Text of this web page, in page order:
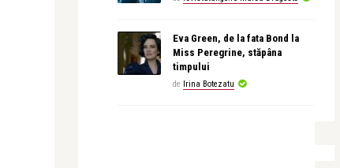
Eva Green, de la fata Bond la
Miss Peregrine, stăpâna
timpului
de Irina Botezatu